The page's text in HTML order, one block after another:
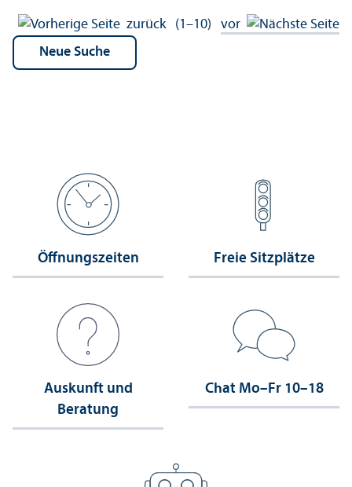
zurück (1–10) vor
Öffnungs­zeiten Freie Sitzplätze
Auskunft und
Beratung
Chat Mo–Fr 10–18